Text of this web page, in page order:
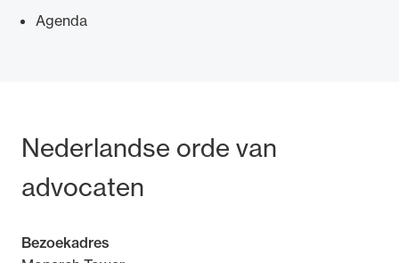
Agenda
Bezoek- en postadres
Nederlandse orde van
advocaten
Bezoekadres